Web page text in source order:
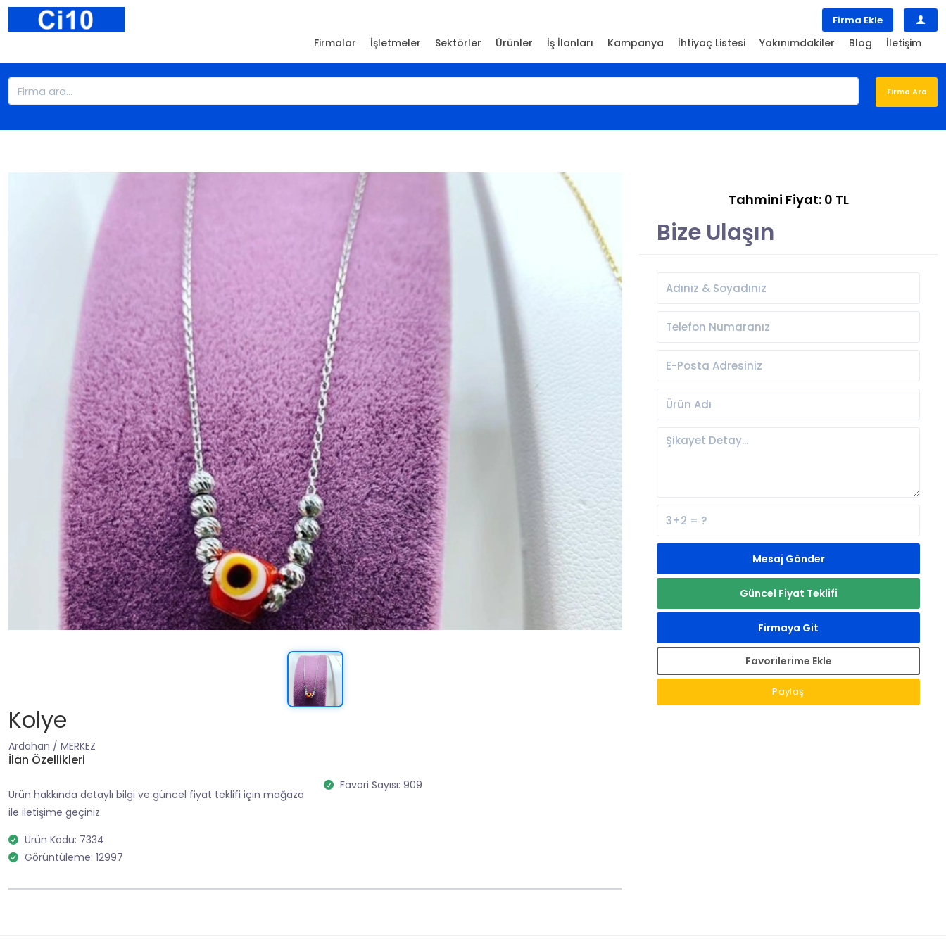
Firma Ekle
Firmalar İşletmeler Sektörler Ürünler İş İlanları Kampanya İhtiyaç Listesi Yakınımdakiler Blog İletişim
Kolye
Ardahan / MERKEZ
İlan Özellikleri
Ürün hakkında detaylı bilgi ve güncel fiyat teklifi için mağaza
ile iletişime geçiniz.
Ürün Kodu: 7334
Görüntüleme: 12997
Favori Sayısı: 909
Tahmini Fiyat: 0 TL
Bize Ulaşın
Mesaj Gönder
Güncel Fiyat Teklifi
Firmaya Git
Favorilerime Ekle
Paylaş